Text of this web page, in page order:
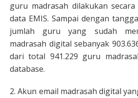
guru madrasah dilakukan
data EMIS. Sampai dengan
jumlah guru yang sudah
madrasah digital sebanyak
dari total 941.229 guru
database.
2. Akun email madrasah digital